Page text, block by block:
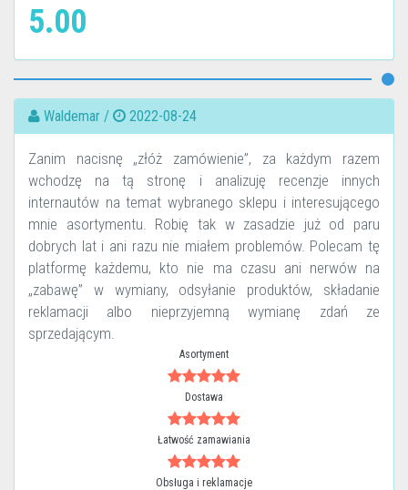
5.00
Waldemar / 2022-08-24
Zanim nacisnę „złóż zamówienie”, za każdym razem
wchodzę na tą stronę i analizuję recenzje innych
internautów na temat wybranego sklepu i interesującego
mnie asortymentu. Robię tak w zasadzie już od paru
dobrych lat i ani razu nie miałem problemów. Polecam tę
platformę każdemu, kto nie ma czasu ani nerwów na
„zabawę” w wymiany, odsyłanie produktów, składanie
reklamacji albo nieprzyjemną wymianę zdań ze
sprzedającym.
Asortyment
Dostawa
Łatwość zamawiania
Obsługa i reklamacje